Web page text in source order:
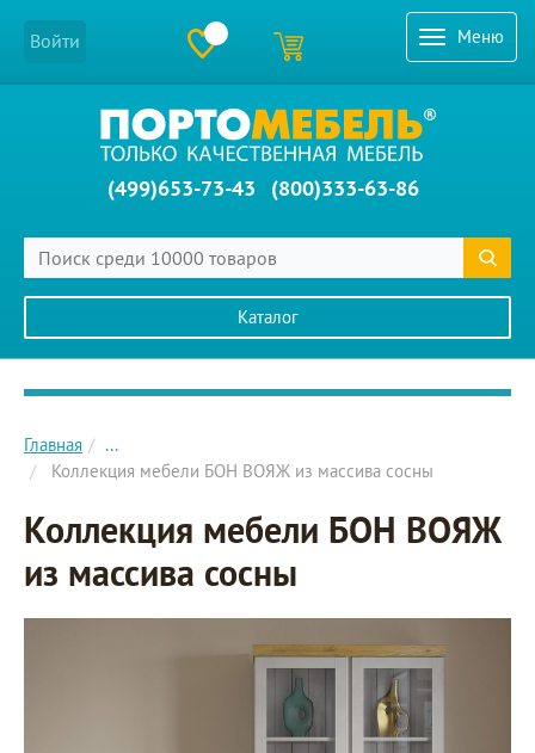
Меню
Войти
(499)653-73-43 (800)333-63-86
Каталог
Главное меню сайта
Главная
...
Коллекция мебели БОН ВОЯЖ из массива сосны
Коллекция мебели БОН ВОЯЖ
из массива сосны